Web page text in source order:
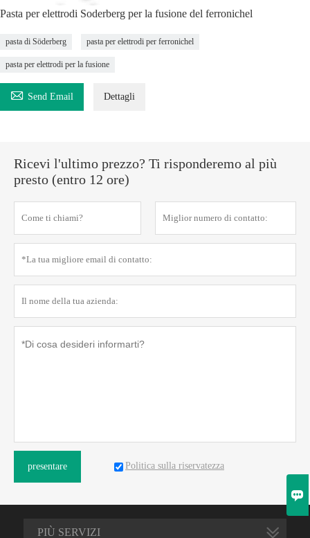
Pasta per elettrodi Soderberg per la fusione del ferronichel
pasta di Söderberg pasta per elettrodi per ferronichel
pasta per elettrodi per la fusione
 Send Email Dettagli
Ricevi l'ultimo prezzo? Ti risponderemo al più
presto (entro 12 ore)
presentare Politica sulla riservatezza
PIÙ SERVIZI
